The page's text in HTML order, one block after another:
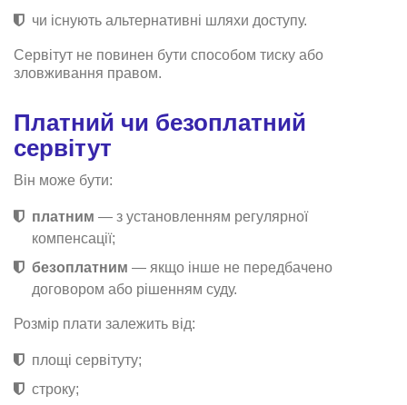
чи існують альтернативні шляхи доступу.
Сервітут не повинен бути способом тиску або
зловживання правом.
Платний чи безоплатний
сервітут
Він може бути:
платним — з установленням регулярної
компенсації;
безоплатним — якщо інше не передбачено
договором або рішенням суду.
Розмір плати залежить від:
площі сервітуту;
строку;